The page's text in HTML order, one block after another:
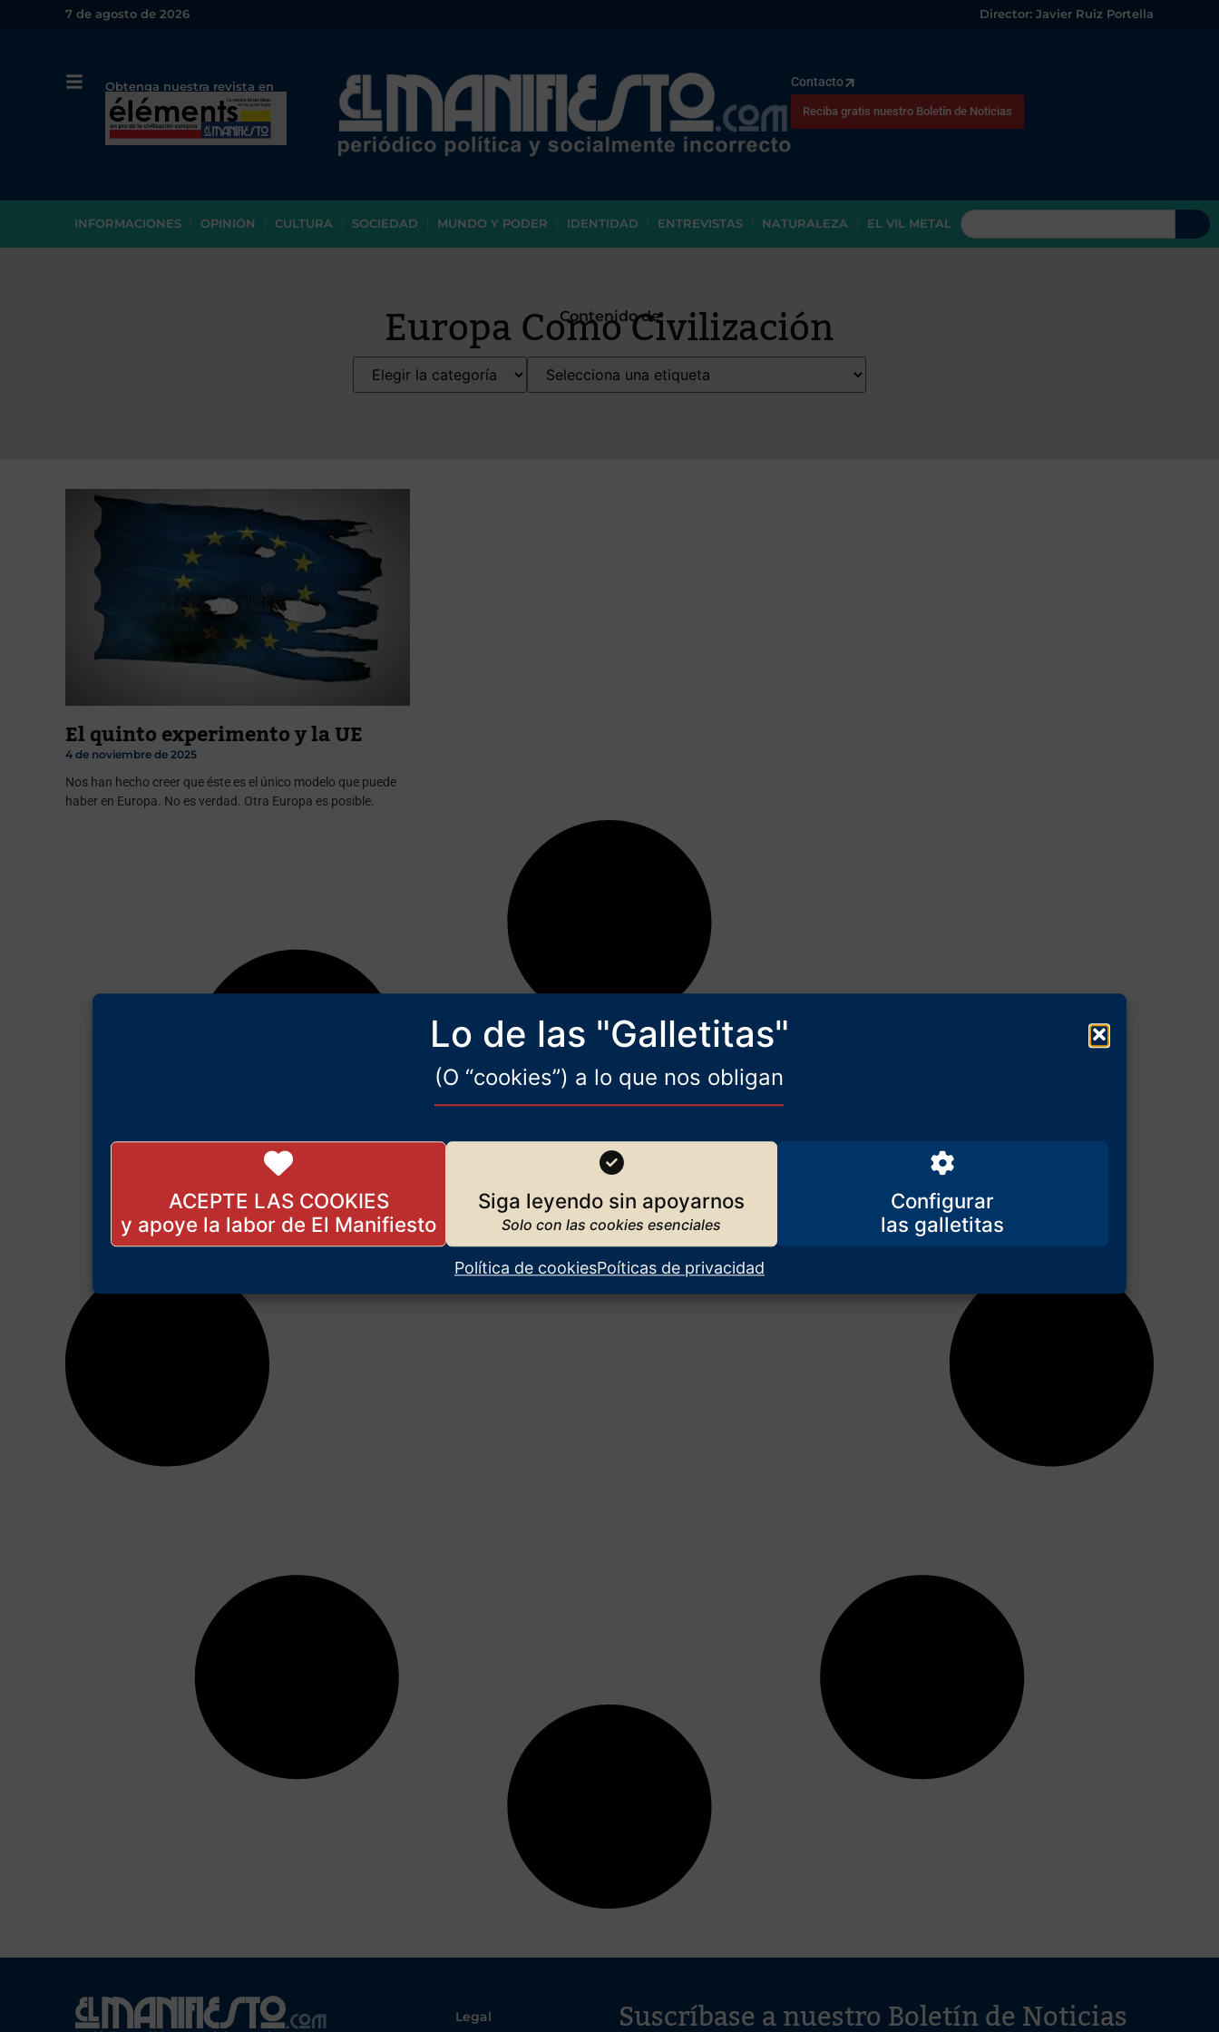
Lo de las "Galletitas"
(O “cookies”) a lo que nos obligan
ACEPTE LAS COOKIES Siga leyendo sin apoyarnos Configurar
Política de cookiesPoíticas de privacidad
7 de agosto de 2026 Director: Javier Ruiz Portella
Obtenga nuestra revista en
papel o en PDF
Contacto
Reciba gratis nuestro Boletín de Noticias
INFORMACIONES OPINIÓN CULTURA SOCIEDAD MUNDO Y PODER IDENTIDAD ENTREVISTAS NATURALEZA EL VIL METAL
Contenido de
Europa Como Civilización
El quinto experimento y la UE
4 de noviembre de 2025
Nos han hecho creer que éste es el único modelo que puede
haber en Europa. No es verdad. Otra Europa es posible.
Legal Suscríbase a nuestro Boletín de Noticias